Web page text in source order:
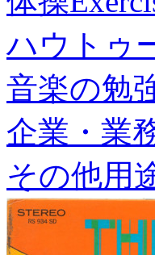
ハウトゥ
音楽の勉
企業・業
その他用